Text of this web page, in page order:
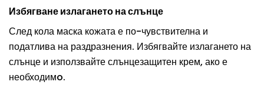
Избягване излагането на слънце
След кола маска кожата е по-чувствителна и
податлива на раздразнения. Избягвайте излагането на
слънце и използвайте слънцезащитен крем, ако е
необходимo.